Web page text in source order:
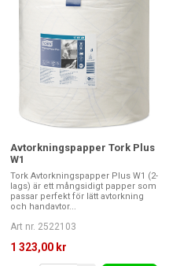
Avtorkningspapper Tork Plus
W1
Tork Avtorkningspapper Plus W1 (2-
lags) är ett mångsidigt papper som
passar perfekt för lätt avtorkning
och handavtor...
Art nr. 2522103
1 323,00 kr